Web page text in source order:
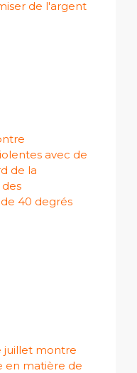
de l'argent
avec de
de la
40 degrés
juillet montre
en matière de